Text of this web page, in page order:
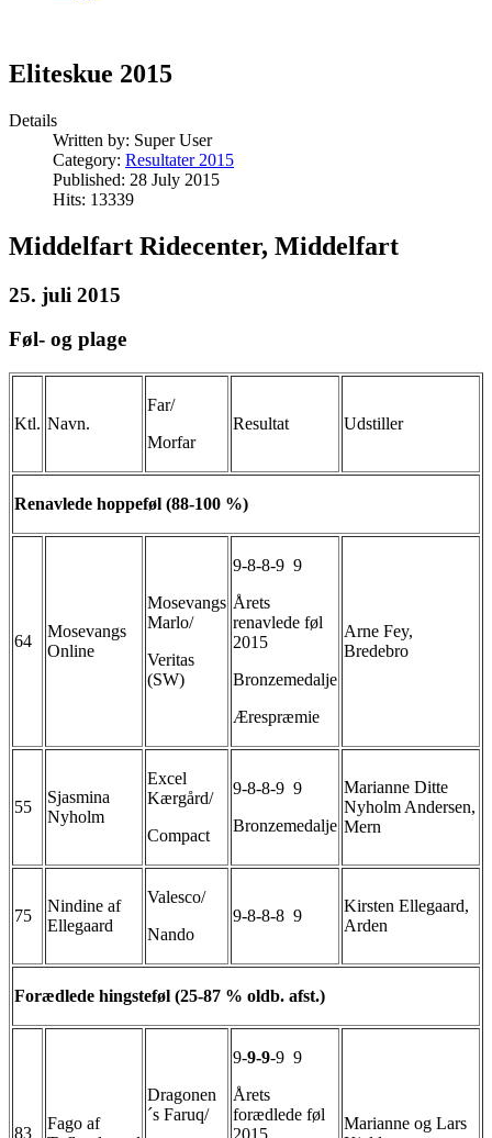
Eliteskue 2015
Details
Written by: Super User
Category: Resultater 2015
Published: 28 July 2015
Hits: 13339
Middelfart Ridecenter, Middelfart
25. juli 2015
Føl- og plage
Ktl. Navn.
Far/
Morfar
Resultat Udstiller
Renavlede hoppeføl (88-100 %)
64
Mosevangs
Online
Mosevangs
Marlo/
Veritas
(SW)
9-8-8-9 9
Årets
renavlede føl
2015
Bronzemedalje
Ærespræmie
Arne Fey,
Bredebro
55
Sjasmina
Nyholm
Excel
Kærgård/
Compact
9-8-8-9 9
Bronzemedalje
Marianne Ditte
Nyholm Andersen,
Mern
75
Nindine af
Ellegaard
Valesco/
Nando
9-8-8-8 9
Kirsten Ellegaard,
Arden
Forædlede hingsteføl (25-87 % oldb. afst.)
83
Fago af
Dragonen
´s Faruq/
9-9-9-9 9
Årets
forædlede føl
2015
Marianne og Lars